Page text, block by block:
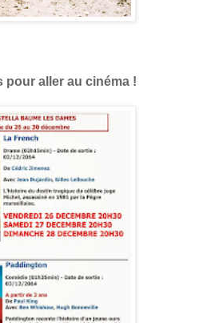
pour aller au cinéma !